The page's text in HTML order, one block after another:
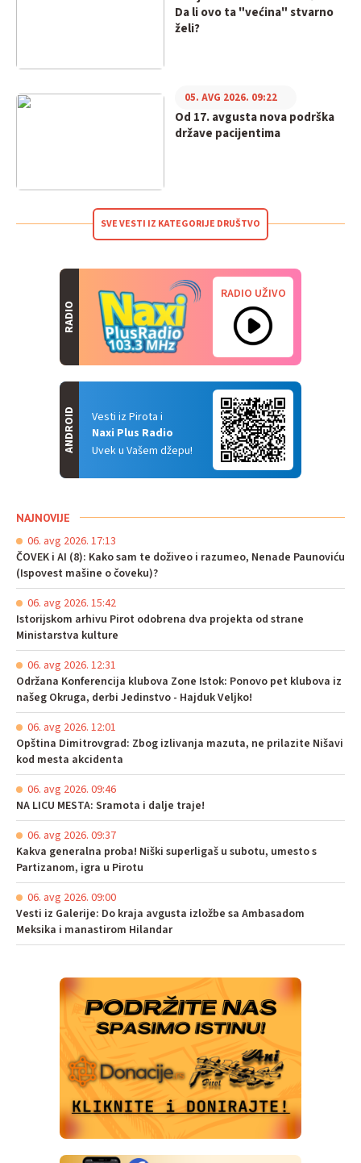
Da li ovo ta "većina" stvarno
želi?
Od 17. avgusta nova podrška
države pacijentima
05. AVG 2026. 09:22
SVE VESTI IZ KATEGORIJE DRUŠTVO
RADIO
RADIO UŽIVO
Vesti iz Pirota i
Naxi Plus Radio
Uvek u Vašem džepu!
ANDROID
NAJNOVIJE
06. avg 2026. 17:13
ČOVEK i AI (8): Kako sam te doživeo i razumeo, Nenade Paunoviću
(Ispovest mašine o čoveku)?
06. avg 2026. 15:42
Istorijskom arhivu Pirot odobrena dva projekta od strane
Ministarstva kulture
06. avg 2026. 12:31
Održana Konferencija klubova Zone Istok: Ponovo pet klubova iz
našeg Okruga, derbi Jedinstvo - Hajduk Veljko!
06. avg 2026. 12:01
Opština Dimitrovgrad: Zbog izlivanja mazuta, ne prilazite Nišavi
kod mesta akcidenta
06. avg 2026. 09:46
NA LICU MESTA: Sramota i dalje traje!
06. avg 2026. 09:37
Kakva generalna proba! Niški superligaš u subotu, umesto s
Partizanom, igra u Pirotu
06. avg 2026. 09:00
Vesti iz Galerije: Do kraja avgusta izložbe sa Ambasadom
Meksika i manastirom Hilandar